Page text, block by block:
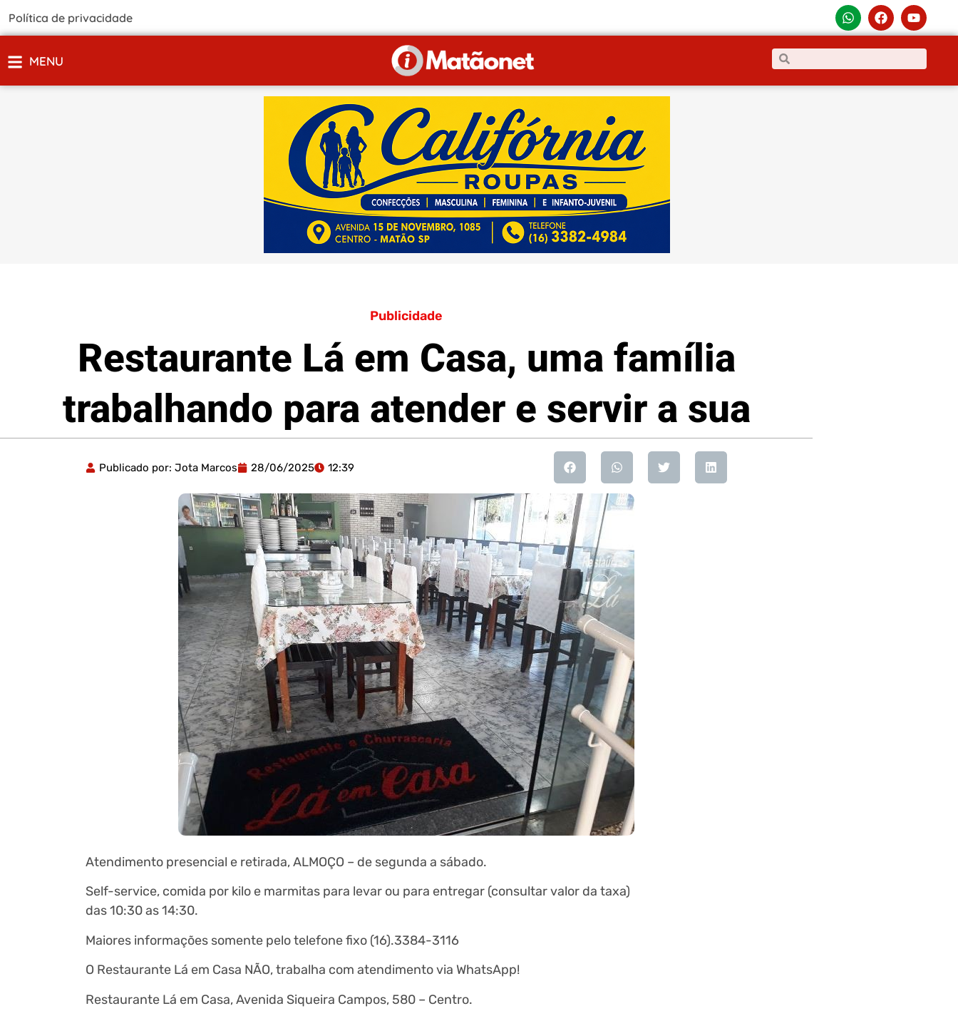
Política de privacidade
MENU
Publicidade
Restaurante Lá em Casa, uma família
trabalhando para atender e servir a sua
Publicado por: Jota Marcos 28/06/2025 12:39
Atendimento presencial e retirada, ALMOÇO – de segunda a sábado.
Self-service, comida por kilo e marmitas para levar ou para entregar (consultar valor da taxa)
das 10:30 as 14:30.
Maiores informações somente pelo telefone fixo (16).3384-3116
O Restaurante Lá em Casa NÃO, trabalha com atendimento via WhatsApp!
Restaurante Lá em Casa, Avenida Siqueira Campos, 580 – Centro.